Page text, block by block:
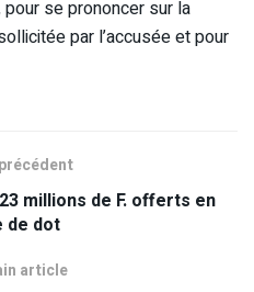
se prononcer sur la
par l’accusée et pour
millions de F. offerts en
de dot
article